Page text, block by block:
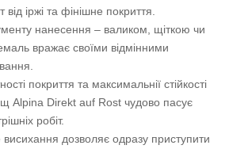
іржі та фінішне покриття.
нанесення – валиком, щіткою чи
вражає своїми відмінними
покриття та максимальнії стійкості
Alpina Direkt auf Rost чудово пасує
робіт.
дозволяє одразу приступити